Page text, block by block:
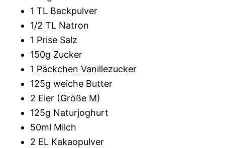
1 TL Backpulver
1/2 TL Natron
1 Prise Salz
150g Zucker
1 Päckchen Vanillezucker
125g weiche Butter
2 Eier (Größe M)
125g Naturjoghurt
50ml Milch
2 EL Kakaopulver